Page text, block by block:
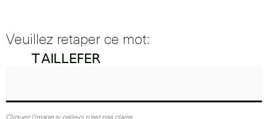
Veuillez retaper ce mot: